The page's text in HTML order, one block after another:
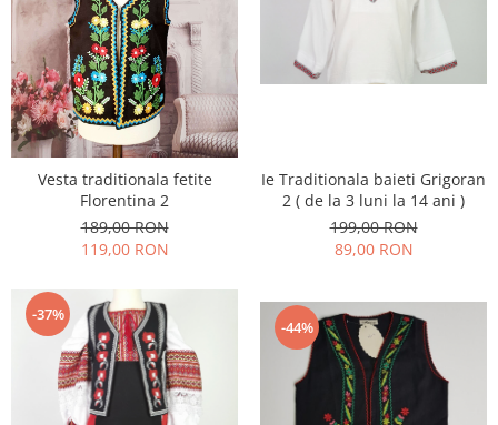
Vesta traditionala fetite
Florentina 2
189,00 RON
119,00 RON
Ie Traditionala baieti Grigoran
2 ( de la 3 luni la 14 ani )
199,00 RON
89,00 RON
-37%
-44%